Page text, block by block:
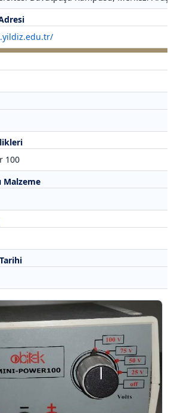
100
Malzeme